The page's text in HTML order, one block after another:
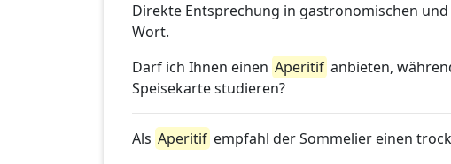
Direkte Entsprechung in gastronomischen
Wort.
Darf ich Ihnen einen Aperitif anbieten,
Speisekarte studieren?
Als Aperitif empfahl der Sommelier einen